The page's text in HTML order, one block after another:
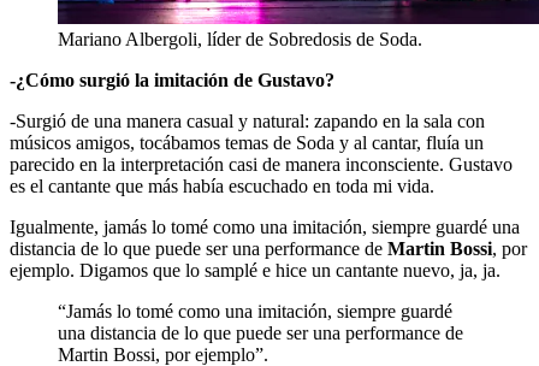
Mariano Albergoli, líder de Sobredosis de Soda.
-¿Cómo surgió la imitación de Gustavo?
-Surgió de una manera casual y natural: zapando en la sala con
músicos amigos, tocábamos temas de Soda y al cantar, fluía un
parecido en la interpretación casi de manera inconsciente. Gustavo
es el cantante que más había escuchado en toda mi vida.
Igualmente, jamás lo tomé como una imitación, siempre guardé una
distancia de lo que puede ser una performance de Martin Bossi, por
ejemplo. Digamos que lo samplé e hice un cantante nuevo, ja, ja.
“Jamás lo tomé como una imitación, siempre guardé
una distancia de lo que puede ser una performance de
Martin Bossi, por ejemplo”.